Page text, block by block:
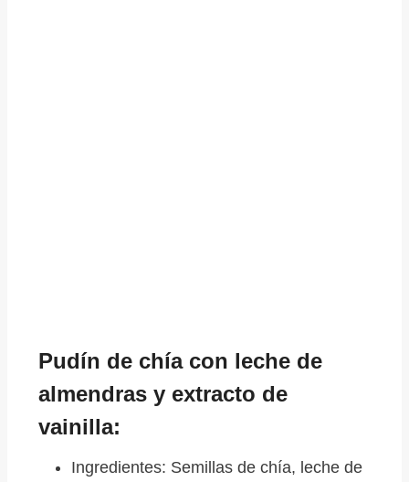
Pudín de chía con leche de
almendras y extracto de
vainilla:
Ingredientes: Semillas de chía, leche de